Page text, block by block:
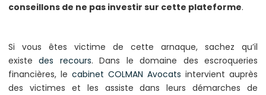
conseillons de ne pas investir sur cette plateforme.
Si vous êtes victime de cette arnaque, sachez qu’il
existedes recours. Dans le domaine des escroqueries
financières, le cabinet COLMAN Avocats intervient auprès
des victimes et les assiste dans leurs démarches de